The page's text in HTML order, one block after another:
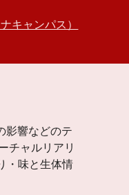
キャンパス）
影響などのテ
チャルリアリ
・味と生体情